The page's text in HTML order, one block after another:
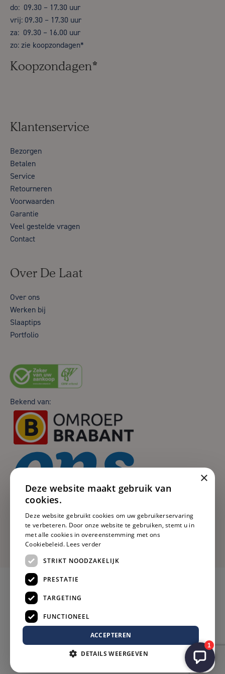
do: 09.30 – 17.30 uur
vrij: 09.30 – 17.30 uur
za: 09.30 – 16.00 uur
zo: zie koopzondagen*
Koopzondagen*
Klantenservice
Bezorgen
Betalen
Service
Retourneren
Voorwaarden
Garantie
Veel gestelde vragen
Contact
Over De Laat
Over ons
Werken bij
Slaaptips
Portfolio
Bekend van:
×
Deze website maakt gebruik van
cookies.
Deze website gebruikt cookies om uw gebruikerservaring
te verbeteren. Door onze website te gebruiken, stemt u in
met alle cookies in overeenstemming met ons
Cookiebeleid. Lees verder
STRIKT NOODZAKELIJK
PRESTATIE
TARGETING
FUNCTIONEEL
ACCEPTEREN
DETAILS WEERGEVEN